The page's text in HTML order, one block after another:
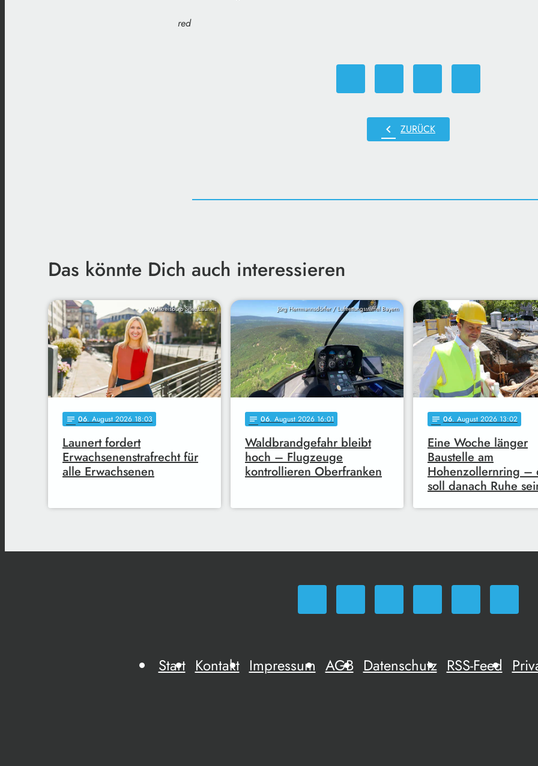
red
chevron_left ZURÜCK
Das könnte Dich auch interessieren
Wahlkreisbüro Silke Launert
notes 06. August 2026 18:03
Launert fordert
Erwachsenenstrafrecht für
alle Erwachsenen
Jörg Herrmannsdörfer / Luftrettungsstaffel Bayern
notes 06. August 2026 16:01
Waldbrandgefahr bleibt
hoch – Flugzeuge
kontrollieren Oberfranken
notes 06. August 2026 13:02
Eine Woche länger
Baustelle am
Hohenzollernring –
soll danach Ruhe
Start Kontakt Impressum AGB Datenschutz RSS-Feed